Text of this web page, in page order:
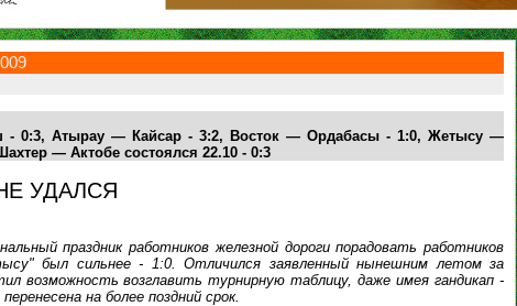
0:3, Атырау — Кайсар - 3:2, Восток — Ордабасы - 1:0, Жетысу —
— Актобе состоялся 22.10 - 0:3
УДАЛСЯ
праздник работников железной дороги порадовать работников
был сильнее - 1:0. Отличился заявленный нынешним летом за
возможность возглавить турнирную таблицу, даже имея гандикап -
на более поздний срок.